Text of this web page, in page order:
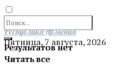
Результатов нет
Читать все
Отправить
Республика Армения
Пятница, 7 августа, 2026